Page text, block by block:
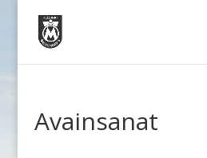
Avainsanat